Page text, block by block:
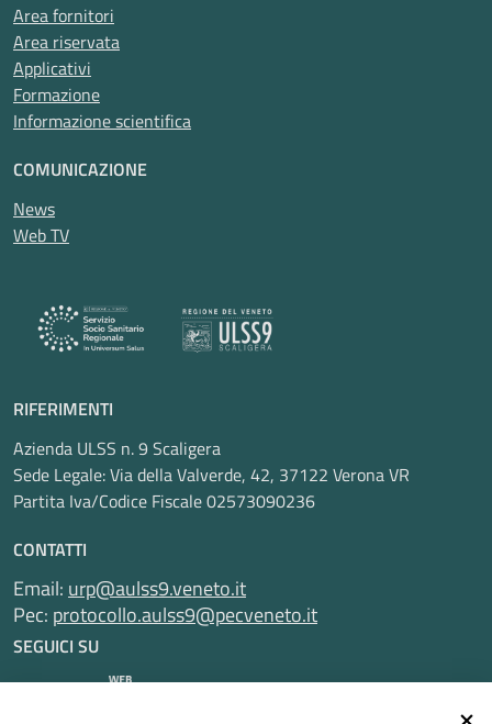
Area fornitori
Area riservata
Applicativi
Formazione
Informazione scientifica
COMUNICAZIONE
News
Web TV
RIFERIMENTI
Azienda ULSS n. 9 Scaligera
Sede Legale: Via della Valverde, 42, 37122 Verona VR
Partita Iva/Codice Fiscale 02573090236
CONTATTI
Email: urp@aulss9.veneto.it
Pec: protocollo.aulss9@pecveneto.it
SEGUICI SU